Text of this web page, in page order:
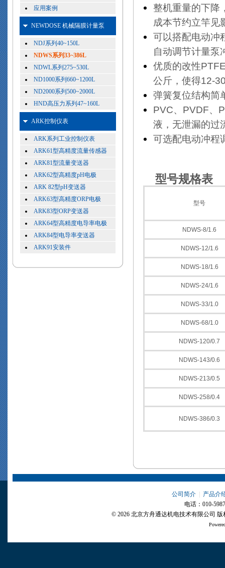
应用案例
NEWDOSE 机械隔膜计量泵
NDJ系列40~150L
NDWS系列33~386L
NDWL系列275~530L
ND1000系列660~1200L
ND2000系列500~2000L
HND高压力系列47~160L
ARK控制仪表
ARK系列工业控制仪表
ARK61型高精度流量传感器
ARK81型流量变送器
ARK62型高精度pH电极
ARK 82型pH变送器
ARK63型高精度ORP电极
ARK83型ORP变送器
ARK64型高精度电导率电极
ARK84型电导率变送器
ARK91安装件
整机重量的下降
成本节约立竿见
可以搭配电动冲
自动调节计量泵
优质的改性
公斤，使得12-
弹簧复位结构简
PVC、PVDF、
液，无泄漏的过
可选配电动冲程
型号规格表
型号
NDWS-8/1.6
NDWS-12/1.6
NDWS-18/1.6
NDWS-24/1.6
NDWS-33/1.0
NDWS-68/1.0
NDWS-120/0.7
NDWS-143/0.6
NDWS-213/0.5
NDWS-258/0.4
NDWS-386/0.3
公司简介
产品介
电话：010-
© 2026 北京方舟通达机电技术有限公司